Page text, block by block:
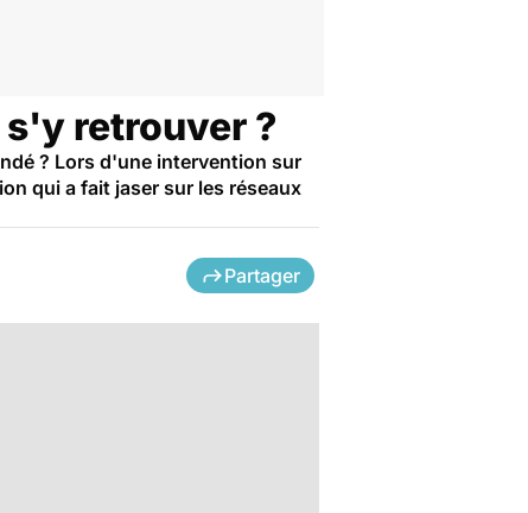
retrouver ?
? Lors d'une intervention sur
qui a fait jaser sur les réseaux
Partager